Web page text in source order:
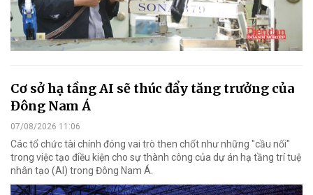
Cơ sở hạ tầng AI sẽ thúc đẩy tăng trưởng của
Đông Nam Á
07/08/2026 11:06
Các tổ chức tài chính đóng vai trò then chốt như những "cầu nối"
trong việc tạo điều kiện cho sự thành công của dự án hạ tầng trí tuệ
nhân tạo (AI) trong Đông Nam Á.